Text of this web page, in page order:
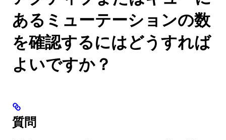
あるミューテーションの数
を確認するにはどうすれば
よいですか？
質問